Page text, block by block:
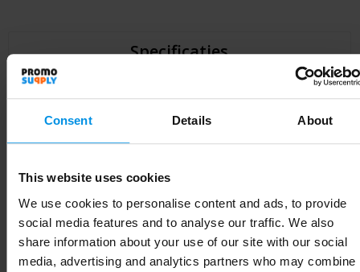
Consent Details About
This website uses cookies
We use cookies to personalise content and ads, to provide
social media features and to analyse our traffic. We also
share information about your use of our site with our social
media, advertising and analytics partners who may combine
Specificaties
Specificaties
Gewicht 343 g
Materiaal Roestvrij staal